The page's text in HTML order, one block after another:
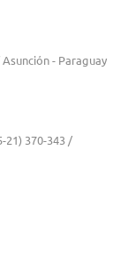
- Paraguay
21) 370-343 /